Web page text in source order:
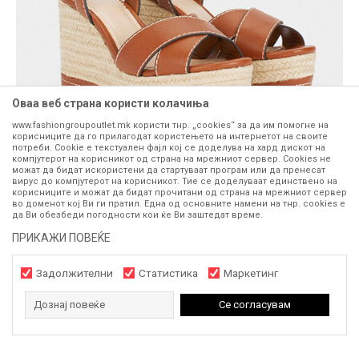
Купувајте онлајн каде и да сте. Преземете ја
бесплатната мобилна апликација
FashionGroup:
Оваа веб страна користи колачиња
www.fashiongroupoutlet.mk користи тнр. „cookies“ за да им помогне на
корисниците да го прилагодат користењето на интернетот на своите
потреби. Cookie е текстуален фајл кој се доделува на хард дискот на
компјутерот на корисникот од страна на мрежниот сервер. Cookies не
можат да бидат искористени да стартуваат програм или да пренесат
вирус до компјутерот на корисникот. Тие се доделуваат единствено на
корисниците и можат да бидат прочитани од страна на мрежниот сервер
во доменот кој Ви ги пратил. Една од основните намени на тнр. сookies е
да Ви обезбеди погодности кои ќе Ви заштедат време.
ПРИКАЖИ ПОВЕЌЕ
Задолжителни Статистика Маркетинг
Дознај повеќе Се согласувам